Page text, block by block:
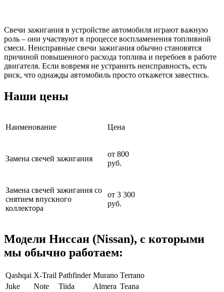
Свечи зажигания в устройстве автомобиля играют важную
роль – они участвуют в процессе воспламенения топливной
смеси. Неисправные свечи зажигания обычно становятся
причиной повышенного расхода топлива и перебоев в работе
двигателя. Если вовремя не устранить неисправность, есть
риск, что однажды автомобиль просто откажется завестись.
Наши цены
Наименование Цена
Замена свечей зажигания
от 800
руб.
Замена свечей зажигания со
снятием впускного
коллектора
от 3 300
руб.
Модели Ниссан (Nissan), с которыми
мы обычно работаем:
Qashqai X-Trail Pathfinder Murano Terrano
Juke
Note Tiida Almera Teana